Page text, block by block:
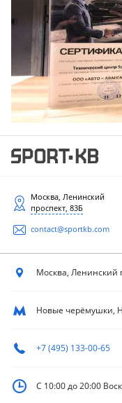
Москва, Ленинский
проспект, 83Б
contact@sportkb.com
Москва, Ленинский
Новые черёмушки,
+7 (495) 133-00-65
С 10:00 до 20:00